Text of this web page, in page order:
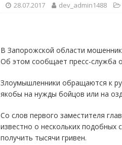
28.07.2017 dev_admin1488
В Запорожской области
Об этом сообщает пресс-служба
Злоумышленники обращаются к
якобы на нужды бойцов или на
Со слов первого заместителя
известно о нескольких подобных
получить тысячи гривен.